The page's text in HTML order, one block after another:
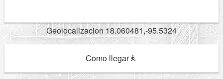
Geolocalizacion 18.060481,-95.5324
Como llegar